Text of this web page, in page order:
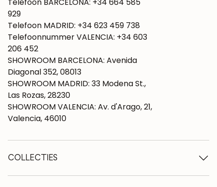
929
Telefoon MADRID: +34 623 459 738
Telefoonnummer VALENCIA: +34 603
206 452
SHOWROOM BARCELONA: Avenida
Diagonal 352, 08013
SHOWROOM MADRID: 33 Modena St.,
Las Rozas, 28230
SHOWROOM VALENCIA: Av. d'Arago, 21,
Valencia, 46010
COLLECTIES
Houten tafels